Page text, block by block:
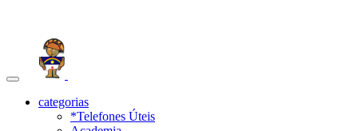
Toggle
navigationcategorias
*Telefones Úteis